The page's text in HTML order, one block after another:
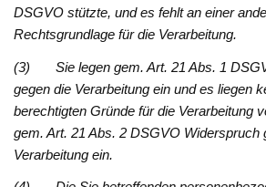
DSGVO stützte, und es fehlt an einer
Rechtsgrundlage für die Verarbeitung.
(3) Sie legen gem. Art. 21 Abs. 1
gegen die Verarbeitung ein und es liegen
berechtigten Gründe für die Verarbeitung
gem. Art. 21 Abs. 2 DSGVO Widerspruch
Verarbeitung ein.